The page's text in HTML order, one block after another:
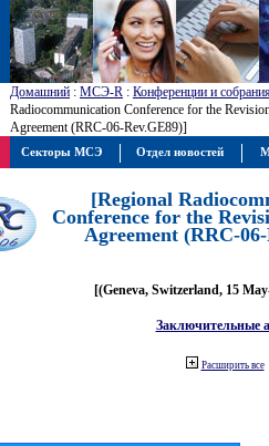
Домашний : МСЭ-R : Конференции и
Radiocommunication Conference for the
Agreement (RRC-06-Rev.GE89)]
[Regional
Conference for the
Agreement (RRC-
[(Geneva, Switzerland, 15
Заключительные
Расширить все
Секторы МСЭ Отдел новостей